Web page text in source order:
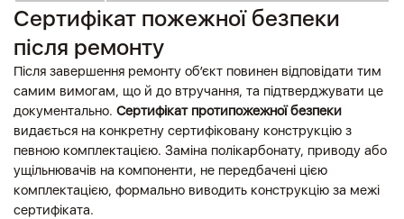
Сертифікат пожежної безпеки
після ремонту
Після завершення ремонту об’єкт повинен відповідати тим
самим вимогам, що й до втручання, та підтверджувати це
документально. Сертифікат протипожежної безпеки
видається на конкретну сертифіковану конструкцію з
певною комплектацією. Заміна полікарбонату, приводу або
ущільнювачів на компоненти, не передбачені цією
комплектацією, формально виводить конструкцію за межі
сертифіката.